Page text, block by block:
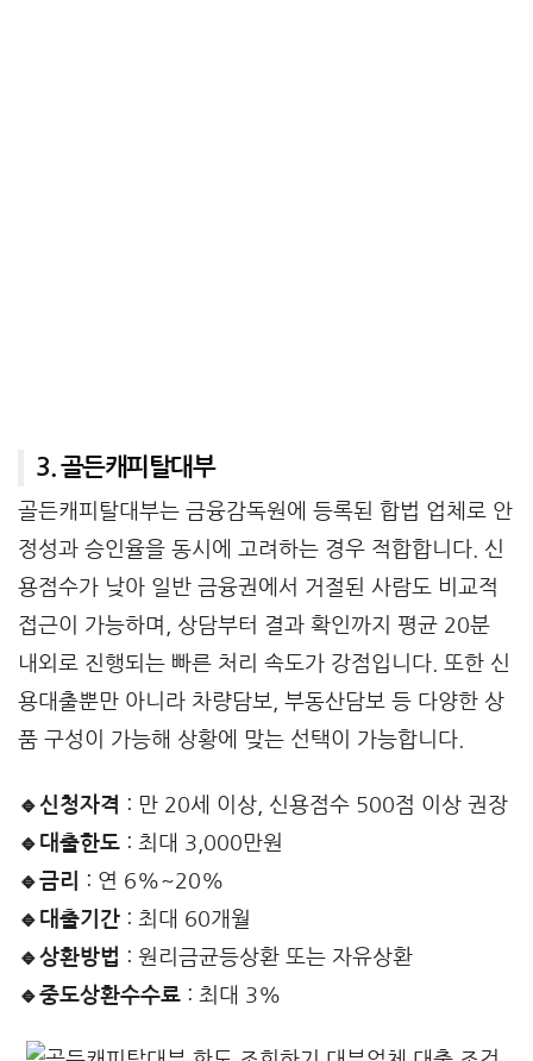
3. 골든캐피탈대부
골든캐피탈대부는 금융감독원에 등록된 합법 업체로 안
정성과 승인율을 동시에 고려하는 경우 적합합니다. 신
용점수가 낮아 일반 금융권에서 거절된 사람도 비교적
접근이 가능하며, 상담부터 결과 확인까지 평균 20분
내외로 진행되는 빠른 처리 속도가 강점입니다. 또한 신
용대출뿐만 아니라 차량담보, 부동산담보 등 다양한 상
품 구성이 가능해 상황에 맞는 선택이 가능합니다.
🔹신청자격 : 만 20세 이상, 신용점수 500점 이상 권장
🔹대출한도 : 최대 3,000만원
🔹금리
: 연 6%~20%
🔹대출기간 : 최대 60개월
🔹상환방법 : 원리금균등상환 또는 자유상환
🔹중도상환수수료 : 최대 3%